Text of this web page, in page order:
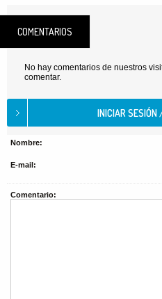
COMENTARIOS
No hay comentarios de nuestros
comentar.
Nombre:
E-mail:
Comentario: